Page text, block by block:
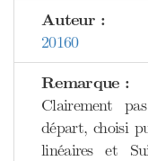
Auteur :
20160
Remarque :
Clairement
départ, choisi
linéaires et